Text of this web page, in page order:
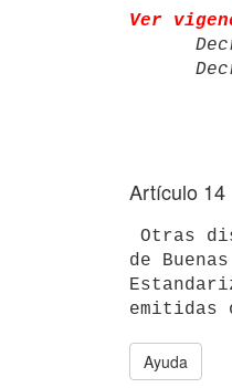
Ver
Artículo 14
de
Ayuda